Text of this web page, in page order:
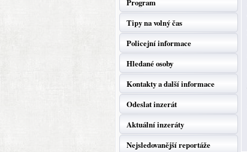
Program
Tipy na volný čas
Policejní informace
Hledané osoby
Kontakty a další informace
Odeslat inzerát
Aktuální inzeráty
Nejsledovanější reportáže